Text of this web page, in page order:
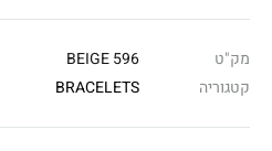
מק"ט
596 BEIGE
קטגוריה
BRACELETS